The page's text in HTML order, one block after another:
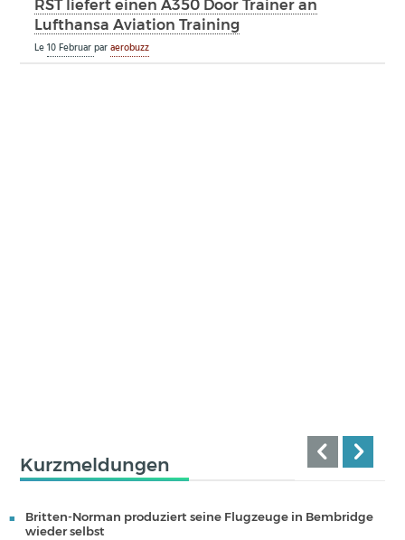
RST liefert einen A350 Door Trainer an
Lufthansa Aviation Training
Le10 Februarparaerobuzz
Kurzmeldungen
Britten-Norman produziert seine Flugzeuge in Bembridge
wieder selbst